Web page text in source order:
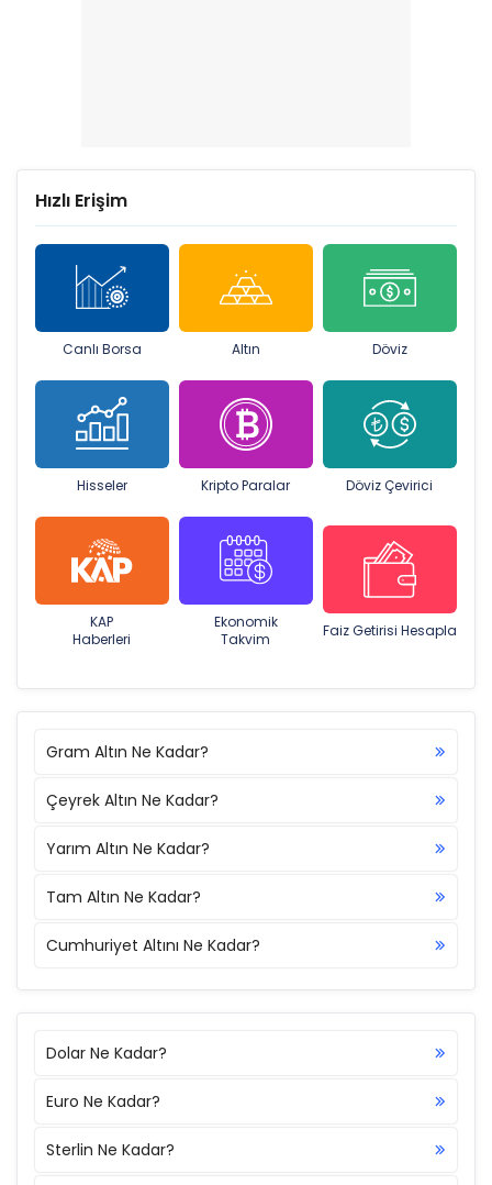
Hızlı Erişim
Canlı Borsa Altın Döviz
Hisseler Kripto Paralar Döviz Çevirici
KAP
Haberleri
Ekonomik
Takvim
Faiz Getirisi Hesapla
Gram Altın Ne Kadar?
Çeyrek Altın Ne Kadar?
Yarım Altın Ne Kadar?
Tam Altın Ne Kadar?
Cumhuriyet Altını Ne Kadar?
Dolar Ne Kadar?
Euro Ne Kadar?
Sterlin Ne Kadar?